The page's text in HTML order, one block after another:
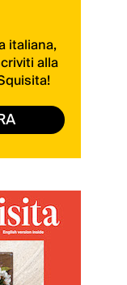
italiana,
alla